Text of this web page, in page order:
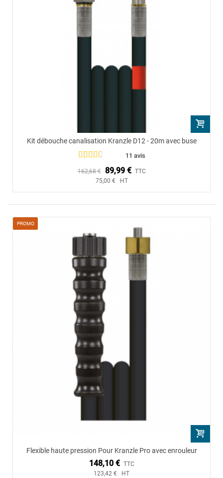
Kit débouche canalisation Kranzle D12 - 20m avec buse
11 avis
162,68 € 89,99 € TTC
75,00 € HT
PROMO
Flexible haute pression Pour Kranzle Pro avec enrouleur
148,10 € TTC
123,42 € HT